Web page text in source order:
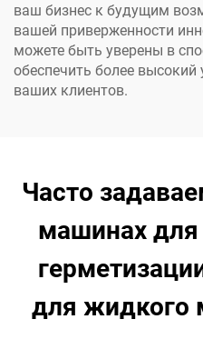
ваш бизнес к будущим
вашей приверженности
можете быть уверены в
обеспечить более
ваших клиентов.
Часто
машинах для
для жидкого